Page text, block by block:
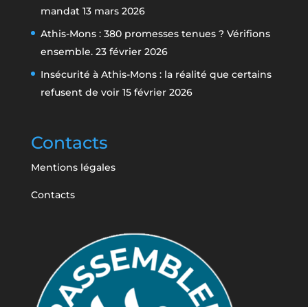
mandat 13 mars 2026
Athis-Mons : 380 promesses tenues ? Vérifions
ensemble. 23 février 2026
Insécurité à Athis-Mons : la réalité que certains
refusent de voir 15 février 2026
Contacts
Mentions légales
Contacts